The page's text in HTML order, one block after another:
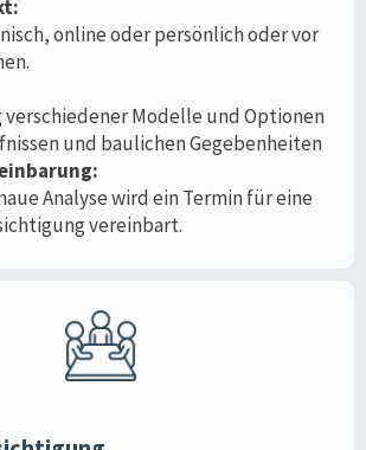
online oder persönlich oder vor
Modelle und Optionen
und baulichen Gegebenheiten
Analyse wird ein Termin für eine
vereinbart.